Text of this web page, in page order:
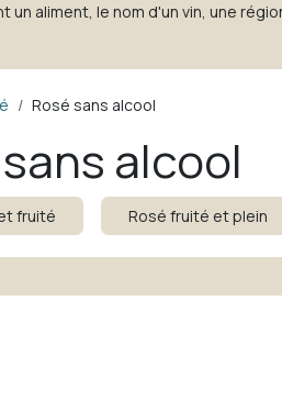
aliment, le nom d'un vin, une
Rosé sans alcool
alcool
fruité Rosé fruité et plein